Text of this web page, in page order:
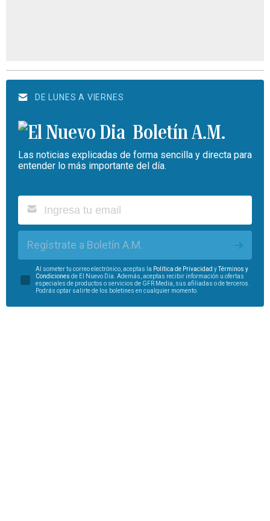
DE LUNES A VIERNES
Boletín A.M.
Las noticias explicadas de forma sencilla y directa para
entender lo más importante del día.
Regístrate a Boletín A.M.
Al someter tu correo electrónico, aceptas la Política de Privacidad yTérminos y
Condiciones de El Nuevo Día. Además, aceptas recibir información u ofertas
especiales de productos o servicios de GFR Media, sus afiliadas o de terceros.
Podrás optar salirte de los boletines en cualquier momento.